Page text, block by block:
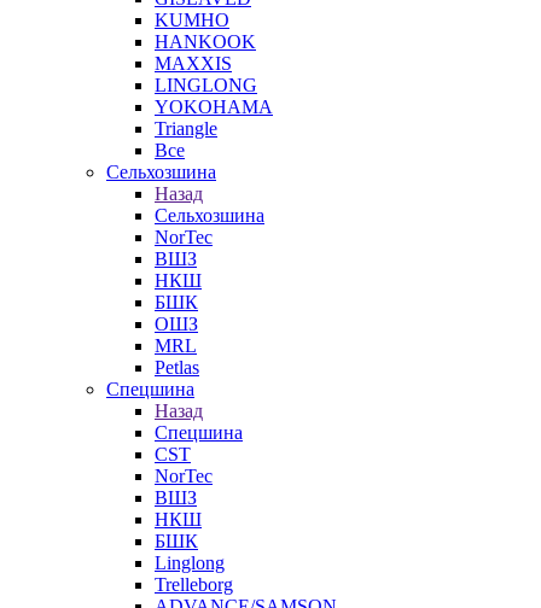
KUMHO
HANKOOK
MAXXIS
LINGLONG
YOKOHAMA
Triangle
Все
Сельхозшина
Назад
Сельхозшина
NorTec
ВШЗ
НКШ
БШК
ОШЗ
MRL
Petlas
Спецшина
Назад
Спецшина
CST
NorTec
ВШЗ
НКШ
БШК
Linglong
Trelleborg